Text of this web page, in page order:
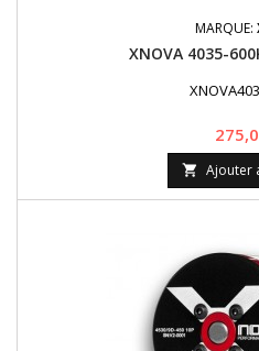
MARQUE:
XNOVA 4035-
Prix
 Ajouter